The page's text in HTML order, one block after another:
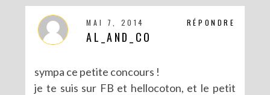
RÉPONDRE
MAI 7, 2014
AL_AND_CO
sympa ce petite concours !
je te suis sur FB et hellocoton, et le petit